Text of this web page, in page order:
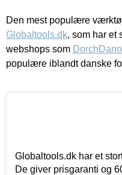
Den mest populære
Globaltools.dk, som har et
webshops som
populære iblandt danske
Globaltools.dk har et
De giver prisgaranti og